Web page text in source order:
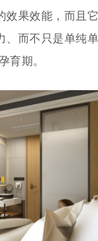
效果效能，而且
而不只是单纯单
育期。